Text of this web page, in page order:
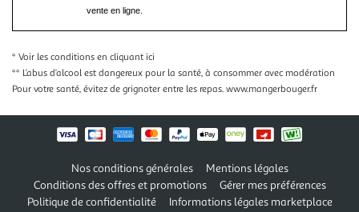
vente en ligne.
* Voir les conditions en cliquant ici
** L’abus d’alcool est dangereux pour la santé, à consommer avec modération
Pour votre santé, évitez de grignoter entre les repas. www.mangerbouger.fr
Nos conditions générales
Mentions légales
Conditions des offres et promotions
Gérer mes préférences
Politique de confidentialité
Informations légales marketplace